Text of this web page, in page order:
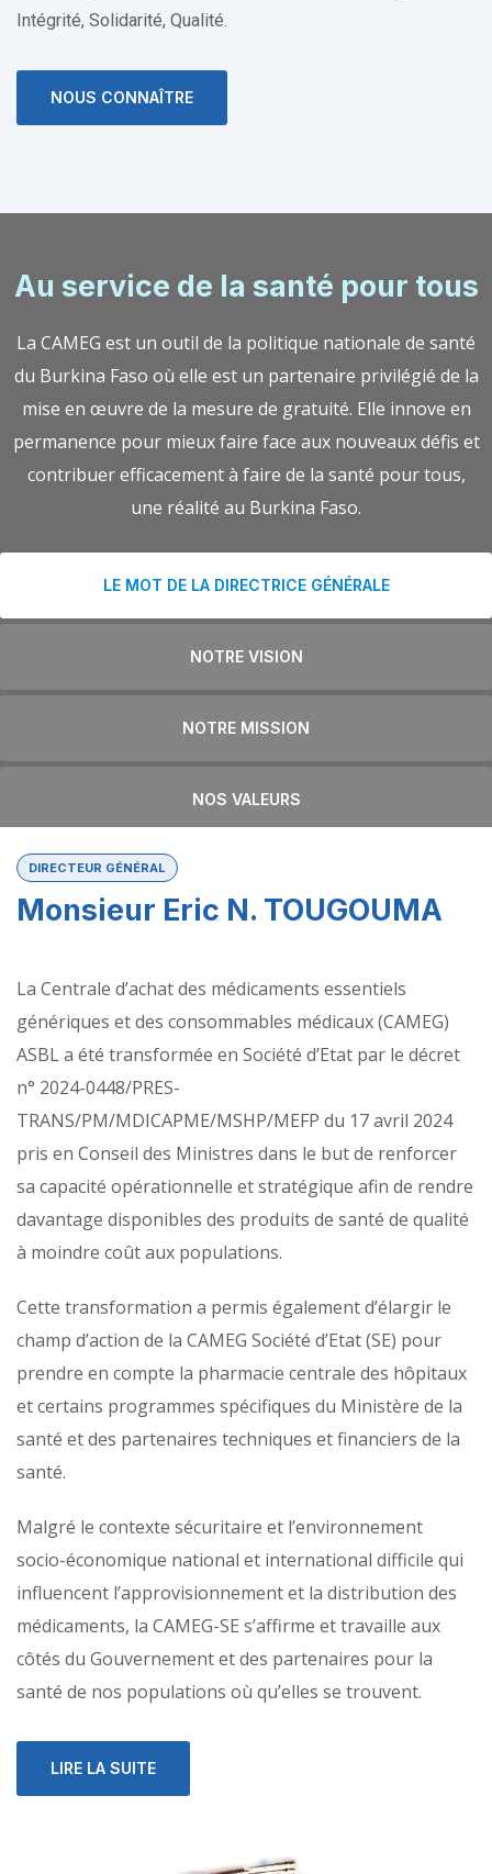
Intégrité, Solidarité, Qualité.
NOUS CONNAÎTRE
Au service de la santé pour tous
La CAMEG est un outil de la politique nationale de santé
du Burkina Faso où elle est un partenaire privilégié de la
mise en œuvre de la mesure de gratuité. Elle innove en
permanence pour mieux faire face aux nouveaux défis et
contribuer efficacement à faire de la santé pour tous,
une réalité au Burkina Faso.
LE MOT DE LA DIRECTRICE GÉNÉRALE
NOTRE VISION
NOTRE MISSION
NOS VALEURS
DIRECTEUR GÉNÉRAL
Monsieur Eric N. TOUGOUMA
La Centrale d’achat des médicaments essentiels
génériques et des consommables médicaux (CAMEG)
ASBL a été transformée en Société d’Etat par le décret
n° 2024-0448/PRES-
TRANS/PM/MDICAPME/MSHP/MEFP du 17 avril 2024
pris en Conseil des Ministres dans le but de renforcer
sa capacité opérationnelle et stratégique afin de rendre
davantage disponibles des produits de santé de qualité
à moindre coût aux populations.
Cette transformation a permis également d’élargir le
champ d’action de la CAMEG Société d’Etat (SE) pour
prendre en compte la pharmacie centrale des hôpitaux
et certains programmes spécifiques du Ministère de la
santé et des partenaires techniques et financiers de la
santé.
Malgré le contexte sécuritaire et l’environnement
socio-économique national et international difficile qui
influencent l’approvisionnement et la distribution des
médicaments, la CAMEG-SE s’affirme et travaille aux
côtés du Gouvernement et des partenaires pour la
santé de nos populations où qu’elles se trouvent.
LIRE LA SUITE